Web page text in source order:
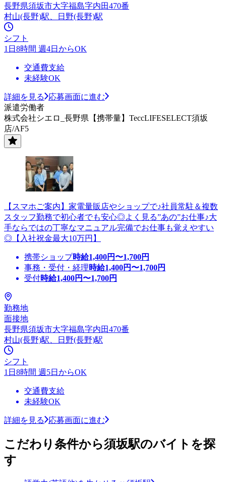
長野県須坂市大字福島字内田470番
村山(長野)駅、日野(長野)駅
シフト
1日8時間 週4日からOK
交通費支給
未経験OK
詳細を見る
応募画面に進む
派遣労働者
株式会社シエロ_長野県【携帯量】TeccLIFESELECT須坂
店/AF5
【スマホご案内】家電量販店やショップで♪社員常駐＆複数
スタッフ勤務で初心者でも安心◎よく見る”あの”お仕事♪大
手ならではの丁寧なマニュアル完備でお仕事も覚えやすい
◎【入社祝金最大10万円】
携帯ショップ時給1,400円〜1,700円
事務・受付・経理時給1,400円〜1,700円
受付時給1,400円〜1,700円
勤務地
面接地
長野県須坂市大字福島字内田470番
村山(長野)駅、日野(長野)駅
シフト
1日8時間 週5日からOK
交通費支給
未経験OK
詳細を見る 応募画面に進む
こだわり条件から須坂駅のバイトを探
す